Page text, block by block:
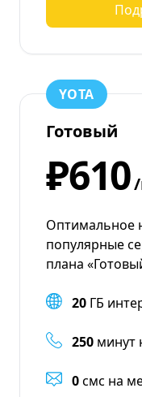
YOTA
Готовый
₽610
Оптимальное
популярные
плана
20 ГБ
250 минут
0смс на